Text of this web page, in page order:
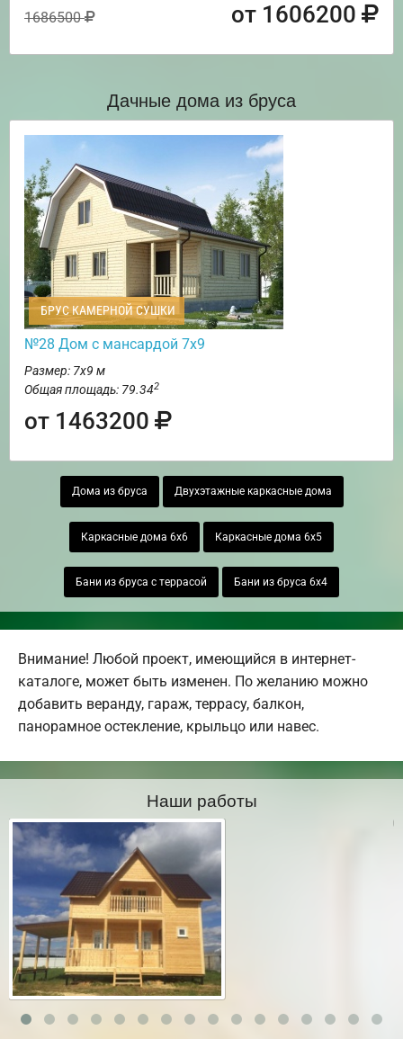
1686500 от 1606200
Дачные дома из бруса
БРУС КАМЕРНОЙ СУШКИ
№28 Дом с мансардой 7х9
Размер: 7х9 м
Общая площадь: 79.342
от 1463200
Дома из бруса Двухэтажные каркасные дома
Каркасные дома 6х6 Каркасные дома 6х5
Бани из бруса с террасой Бани из бруса 6х4
Внимание! Любой проект, имеющийся в интернет-
каталоге, может быть изменен. По желанию можно
добавить веранду, гараж, террасу, балкон,
панорамное остекление, крыльцо или навес.
Наши работы